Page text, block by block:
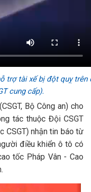
trợ tài xế bị đột quỵ trên
cung cấp).
Bộ Công an) cho
tác thuộc Đội CSGT
CSGT) nhận tin báo từ
điều khiển ô tô có
tốc Pháp Vân - Cao